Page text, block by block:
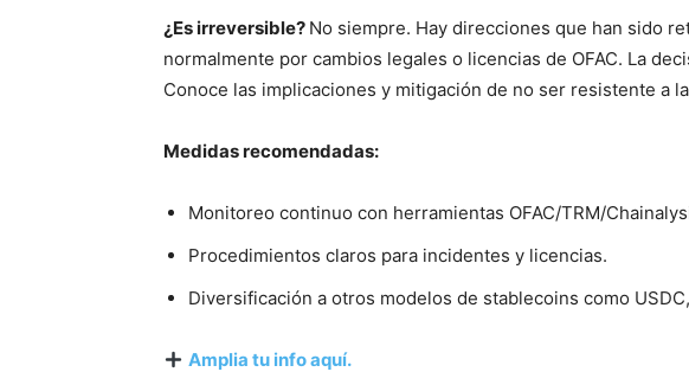
¿Es irreversible? No siempre. Hay direcciones que han sido
normalmente por cambios legales o licencias de OFAC. La
Conoce las implicaciones y mitigación de no ser resistente a
Medidas recomendadas:
Monitoreo continuo con herramientas OFAC/TRM/
Procedimientos claros para incidentes y licencias.
Diversificación a otros modelos de stablecoins como USDC,
Amplia tu info aquí.